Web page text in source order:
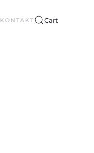
KONTAKT Cart